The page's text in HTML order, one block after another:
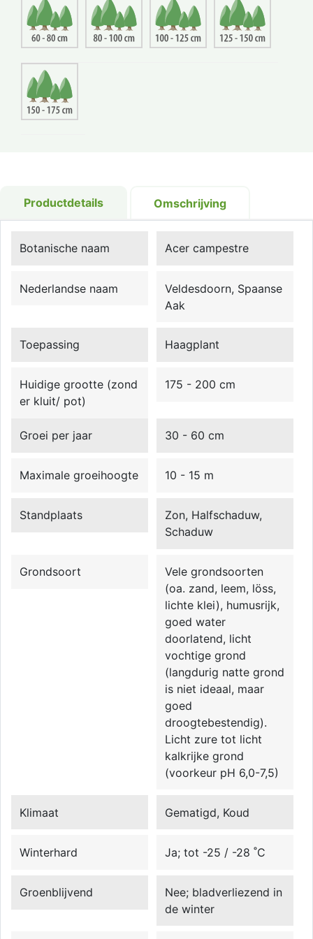
Productdetails Omschrijving
Botanische naam Acer campestre
Nederlandse naam
Veldesdoorn, Spaanse
Aak
Toepassing Haagplant
Huidige grootte (zond
er kluit/ pot)
175 - 200 cm
Groei per jaar 30 - 60 cm
Maximale groeihoogte 10 - 15 m
Standplaats
Zon, Halfschaduw,
Schaduw
Grondsoort
Vele grondsoorten
(oa. zand, leem, löss,
lichte klei), humusrijk,
goed water
doorlatend, licht
vochtige grond
(langdurig natte grond
is niet ideaal, maar
goed
droogtebestendig).
Licht zure tot licht
kalkrijke grond
(voorkeur pH 6,0-7,5)
Klimaat Gematigd, Koud
Winterhard Ja; tot -25 / -28 ˚C
Groenblijvend
Nee; bladverliezend in
de winter